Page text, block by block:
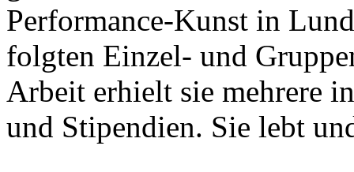
Performance-Kunst in
folgten Einzel- und
Arbeit erhielt sie mehrere
und Stipendien. Sie lebt